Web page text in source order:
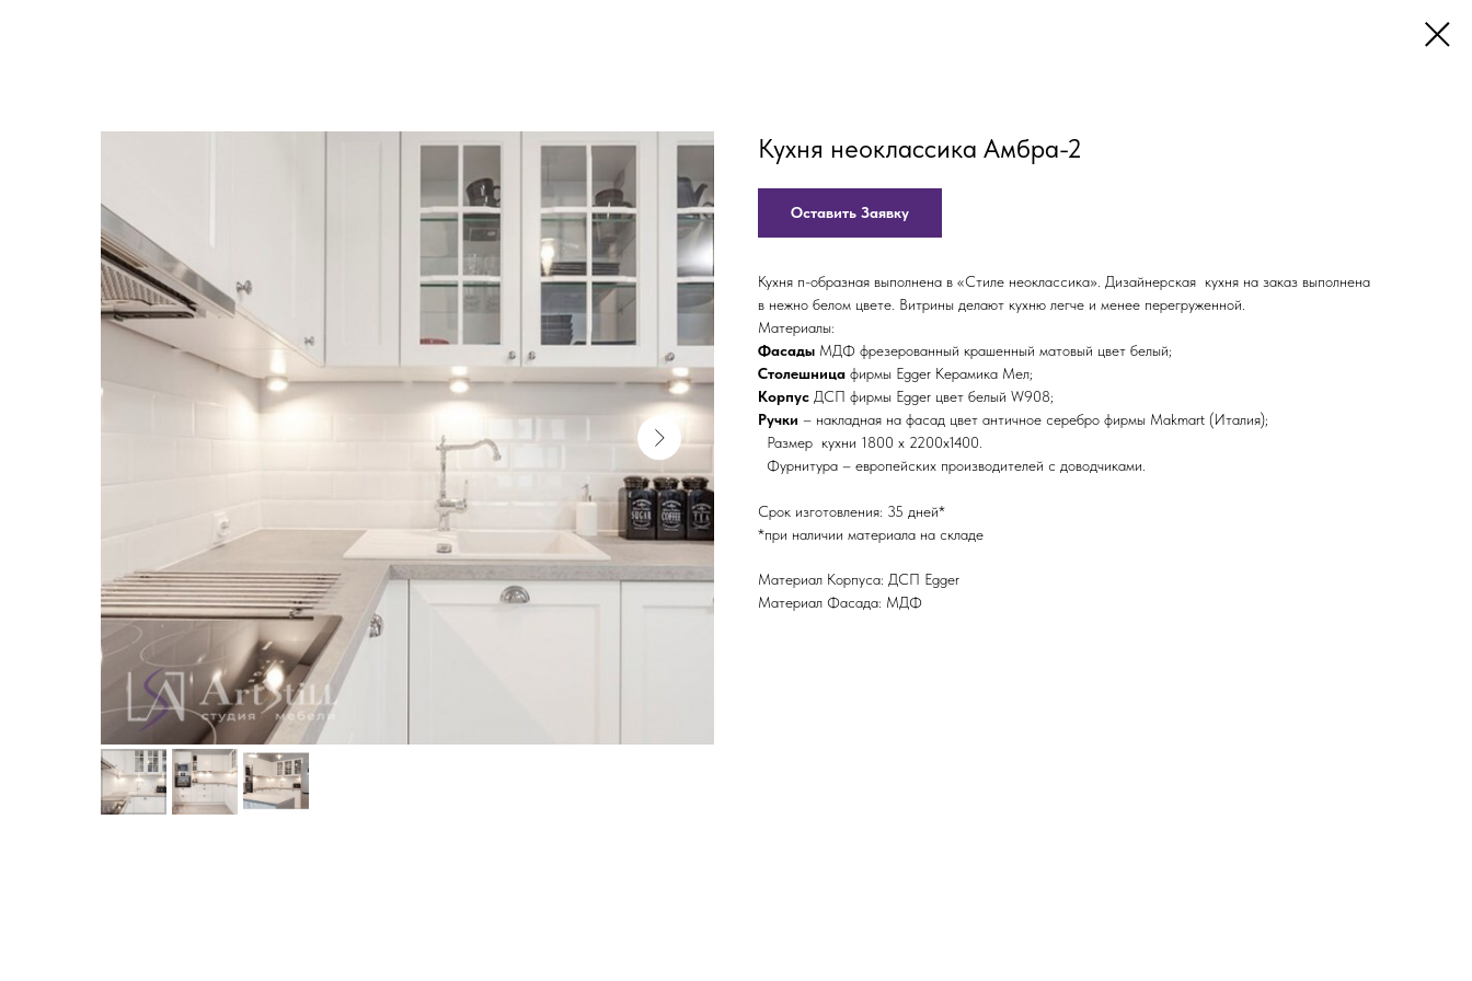
Кухня неоклассика Амбра-2
Оставить Заявку
Кухня п-образная выполнена в «Стиле неоклассика». Дизайнерская кухня на заказ выполнена
в нежно белом цвете. Витрины делают кухню легче и менее перегруженной.
Материалы:
Фасады МДФ фрезерованный крашенный матовый цвет белый;
Столешница фирмы Egger Керамика Мел;
Корпус ДСП фирмы Egger цвет белый W908;
Ручки – накладная на фасад цвет античное серебро фирмы Makmart (Италия);
Размер кухни 1800 х 2200х1400.
Фурнитура – европейских производителей с доводчиками.
Срок изготовления: 35 дней*
*при наличии материала на складе
Материал Корпуса: ДСП Egger
Материал Фасада: МДФ